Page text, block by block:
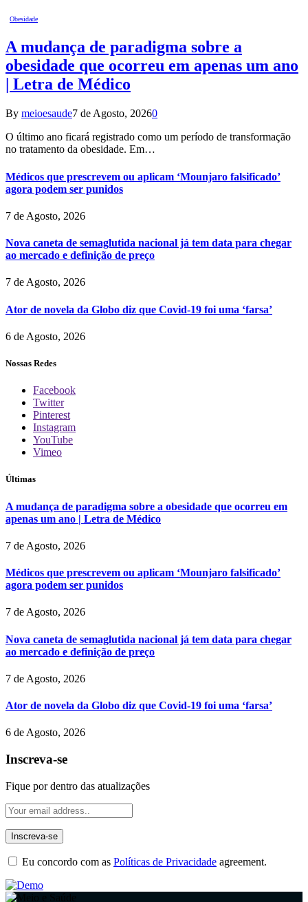
Obesidade
A mudança de paradigma sobre a
obesidade que ocorreu em apenas um ano
| Letra de Médico
By meioesaude7 de Agosto, 20260
O último ano ficará registrado como um período de transformação
no tratamento da obesidade. Em…
Médicos que prescrevem ou aplicam ‘Mounjaro falsificado’
agora podem ser punidos
7 de Agosto, 2026
Nova caneta de semaglutida nacional já tem data para chegar
ao mercado e definição de preço
7 de Agosto, 2026
Ator de novela da Globo diz que Covid-19 foi uma ‘farsa’
6 de Agosto, 2026
Nossas Redes
Facebook
Twitter
Pinterest
Instagram
YouTube
Vimeo
Últimas
A mudança de paradigma sobre a obesidade que ocorreu em
apenas um ano | Letra de Médico
7 de Agosto, 2026
Médicos que prescrevem ou aplicam ‘Mounjaro falsificado’
agora podem ser punidos
7 de Agosto, 2026
Nova caneta de semaglutida nacional já tem data para chegar
ao mercado e definição de preço
7 de Agosto, 2026
Ator de novela da Globo diz que Covid-19 foi uma ‘farsa’
6 de Agosto, 2026
Inscreva-se
Fique por dentro das atualizações
Eu concordo com as Políticas de Privacidade agreement.